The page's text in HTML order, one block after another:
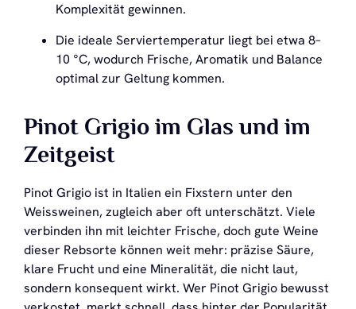
Komplexität gewinnen.
Die ideale Serviertemperatur liegt bei etwa 8–
10 °C, wodurch Frische, Aromatik und Balance
optimal zur Geltung kommen.
Pinot Grigio im Glas und im
Zeitgeist
Pinot Grigio ist in Italien ein Fixstern unter den
Weissweinen, zugleich aber oft unterschätzt. Viele
verbinden ihn mit leichter Frische, doch gute Weine
dieser Rebsorte können weit mehr: präzise Säure,
klare Frucht und eine Mineralität, die nicht laut,
sondern konsequent wirkt. Wer Pinot Grigio bewusst